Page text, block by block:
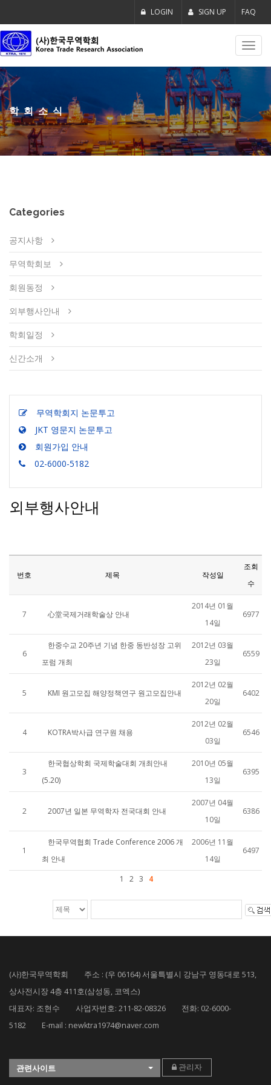
LOGIN SIGN UP FAQ
학회소식
Categories
공지사항
무역학회보
회원동정
외부행사안내
학회일정
신간소개
무역학회지 논문투고
JKT 영문지 논문투고
회원가입 안내
02-6000-5182
외부행사안내
번호 제목 작성일
조회
수
7 心堂국제거래학술상 안내
2014년 01월
14일
6977
6
한중수교 20주년 기념 한중 동반성장 고위
포럼 개최
2012년 03월
23일
6559
5 KMI 원고모집 해양정책연구 원고모집안내
2012년 02월
20일
6402
4 KOTRA박사급 연구원 채용
2012년 02월
03일
6546
3
한국협상학회 국제학술대회 개최안내
(5.20)
2010년 05월
13일
6395
2 2007년 일본 무역학자 전국대회 안내
2007년 04월
10일
6386
1
한국무역협회 Trade Conference 2006 개
최 안내
2006년 11월
14일
6497
1 2 3 4
(사)한국무역학회 주소 : (우 06164) 서울특별시 강남구 영동대로 513,
상사전시장 4층 411호(삼성동, 코엑스)
대표자: 조현수 사업자번호: 211-82-08326 전화: 02-6000-
5182 E-mail : newktra1974@naver.com
관련사이트 관리자